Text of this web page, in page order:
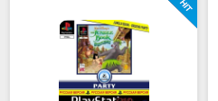
ещё 2 "Страйка", где мы всё
так же управляем вертолётом
и уничтожаем